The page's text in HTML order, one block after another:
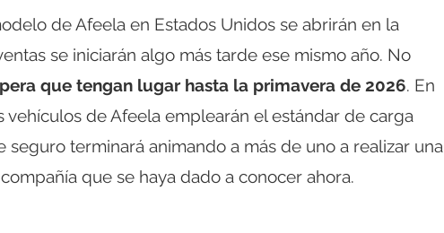
de Afeela en Estados Unidos se abrirán en la
se iniciarán algo más tarde ese mismo año. No
que tengan lugar hasta la primavera de 2026. En
de Afeela emplearán el estándar de carga
terminará animando a más de uno a realizar una
que se haya dado a conocer ahora.